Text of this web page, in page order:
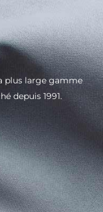
plus large gamme
depuis 1991.